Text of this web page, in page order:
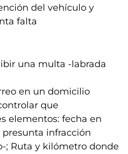
del vehículo y
falta
una multa -labrada
en un domicilio
que
elementos: fecha en
infracción
; Ruta y kilómetro donde